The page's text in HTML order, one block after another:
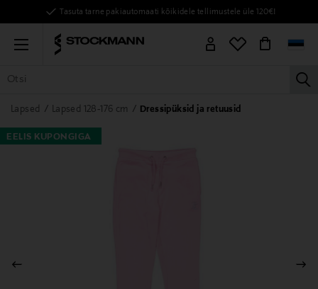
Tasuta tarne pakiautomaati kõikidele tellimustele üle 120€!
Menu
KÕIK TOOTED NAISED MEHED LAPSED KODU
Lapsed Lapsed 128-176 cm Dressipüksid ja retuusid
EELIS KUPONGIGA